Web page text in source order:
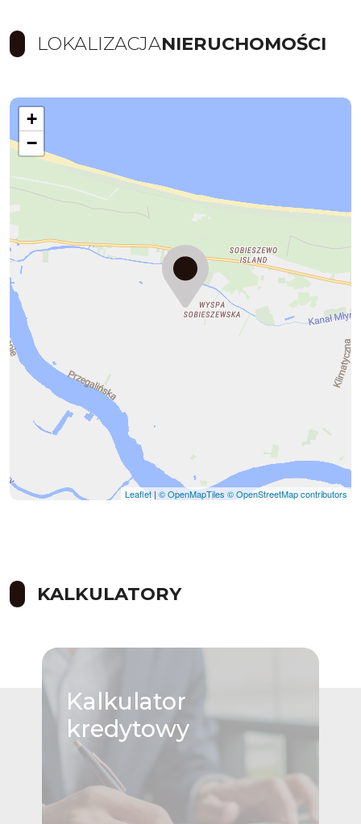
LOKALIZACJANIERUCHOMOŚCI
+
−
Leaflet | © OpenMapTiles© OpenStreetMap contributors
KALKULATORY
Kalkulator
kredytowy